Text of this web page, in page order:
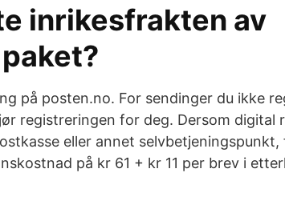
inrikesfrakten av
på posten.no. For sendinger du ikke
registreringen for deg. Dersom digital
eller annet selvbetjeningspunkt,
på kr 61 + kr 11 per brev i